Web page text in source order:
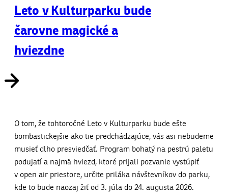
Leto v Kulturparku bude
čarovne magické a
hviezdne
O tom, že tohtoročné Leto v Kulturparku bude ešte
bombastickejšie ako tie predchádzajúce, vás asi nebudeme
musieť dlho presviedčať. Program bohatý na pestrú paletu
podujatí a najmä hviezd, ktoré prijali pozvanie vystúpiť
v open air priestore, určite priláka návštevníkov do parku,
kde to bude naozaj žiť od 3. júla do 24. augusta 2026.